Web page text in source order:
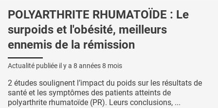
POLYARTHRITE RHUMATOÏDE : Le
surpoids et l'obésité, meilleurs
ennemis de la rémission
Actualité publiée il y a 8 années 8 mois
2 études soulignent l’impact du poids sur les résultats de
santé et les symptômes des patients atteints de
polyarthrite rhumatoïde (PR). Leurs conclusions, ...